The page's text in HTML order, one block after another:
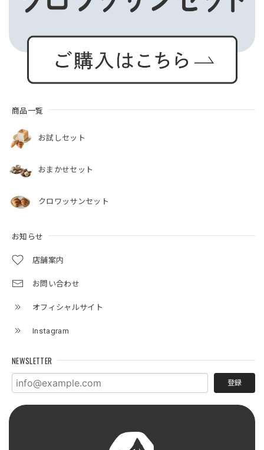
商品一覧
お試しセット
おまかせセット
クロワッサンセット
お知らせ
店舗案内
お問い合わせ
オフィシャルサイト
Instagram
NEWSLETTER
登録